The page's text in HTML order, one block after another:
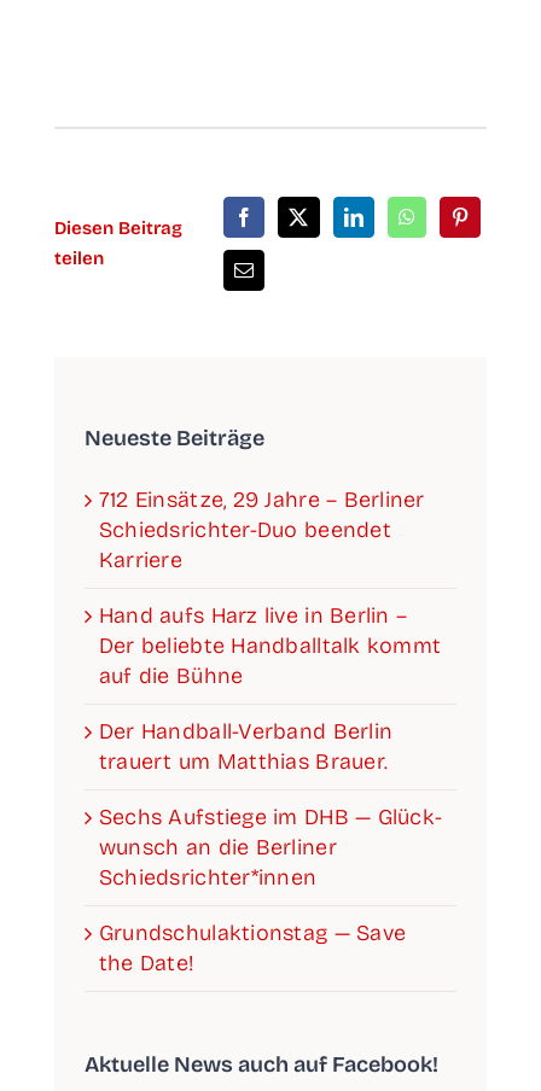
Die­sen Bei­trag
teilen
Neu­es­te Beiträge
712 Ein­sät­ze, 29 Jah­re – Ber­li­ner
Schieds­­­rich­­­ter-Duo been­det
Karriere
Hand aufs Harz live in Ber­lin –
Der belieb­te Hand­ball­talk kommt
auf die Bühne
Der Han­­d­­­ball-Ver­­­­­band Ber­lin
trau­ert um Mat­thi­as Brauer.
Sechs Auf­stie­ge im DHB — Glück­
wunsch an die Ber­li­ner
Schiedsrichter*innen
Grund­schul­ak­ti­ons­tag — Save
the Date!
Aktu­el­le News auch auf Facebook!